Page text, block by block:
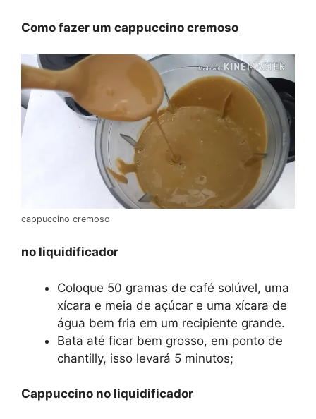
Como fazer um cappuccino cremoso
cappuccino cremoso
no liquidificador
Coloque 50 gramas de café solúvel, uma
xícara e meia de açúcar e uma xícara de
água bem fria em um recipiente grande.
Bata até ficar bem grosso, em ponto de
chantilly, isso levará 5 minutos;
Cappuccino no liquidificador